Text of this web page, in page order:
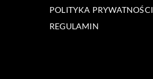
POLITYKA PRYWATNOŚCI
REGULAMIN